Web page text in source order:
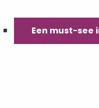
Een must-see